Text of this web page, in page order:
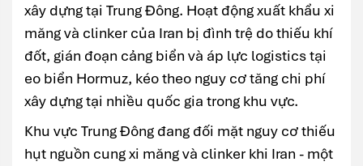
xây dựng tại Trung Đông. Hoạt động xuất khẩu xi
măng và clinker của Iran bị đình trệ do thiếu khí
đốt, gián đoạn cảng biển và áp lực logistics tại
eo biển Hormuz, kéo theo nguy cơ tăng chi phí
xây dựng tại nhiều quốc gia trong khu vực.
Khu vực Trung Đông đang đối mặt nguy cơ thiếu
hụt nguồn cung xi măng và clinker khi Iran - một